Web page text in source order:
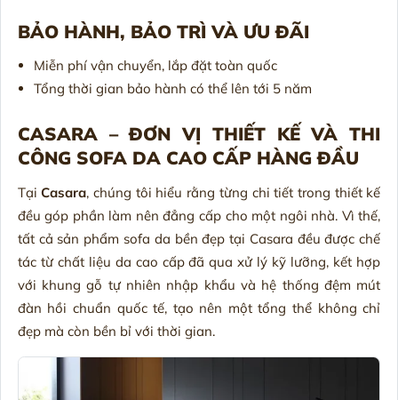
BẢO HÀNH, BẢO TRÌ VÀ ƯU ĐÃI
Miễn phí vận chuyển, lắp đặt toàn quốc
Tổng thời gian bảo hành có thể lên tới 5 năm
CASARA – ĐƠN VỊ THIẾT KẾ VÀ THI
CÔNG SOFA DA CAO CẤP HÀNG ĐẦU
TạiCasara, chúng tôi hiểu rằng từng chi tiết trong thiết kế
đều góp phần làm nên đẳng cấp cho một ngôi nhà. Vì thế,
tất cả sản phẩm sofa da bền đẹp tại Casara đều được chế
tác từ chất liệu da cao cấp đã qua xử lý kỹ lưỡng, kết hợp
với khung gỗ tự nhiên nhập khẩu và hệ thống đệm mút
đàn hồi chuẩn quốc tế, tạo nên một tổng thể không chỉ
đẹp mà còn bền bỉ với thời gian.